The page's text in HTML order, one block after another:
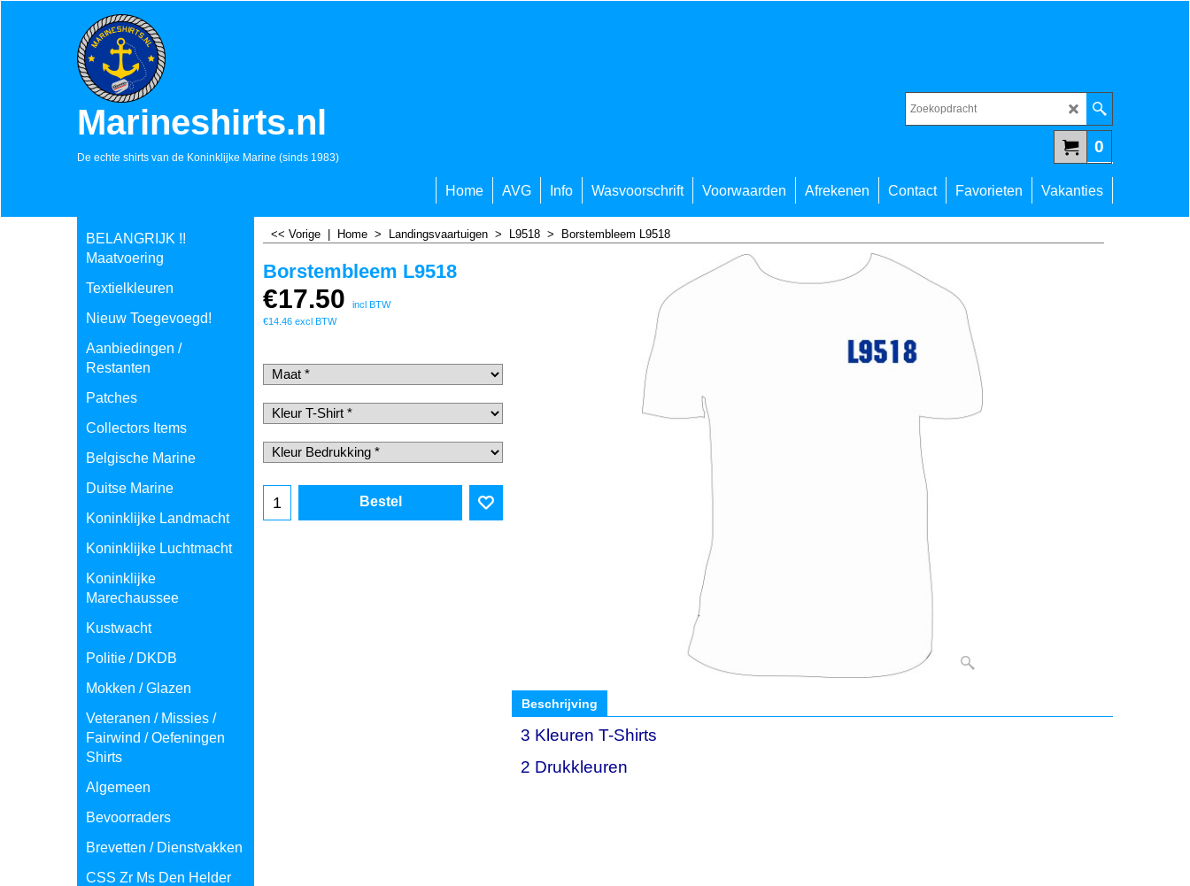
Marineshirts.nl
De echte shirts van de Koninklijke Marine (sinds 1983)
0
Home AVG Info Wasvoorschrift Voorwaarden Afrekenen Contact Favorieten Vakanties
BELANGRIJK !!
Maatvoering
Textielkleuren
Nieuw Toegevoegd!
Aanbiedingen /
Restanten
Patches
Collectors Items
Belgische Marine
Duitse Marine
Koninklijke Landmacht
Koninklijke Luchtmacht
Koninklijke
Marechaussee
Kustwacht
Politie / DKDB
Mokken / Glazen
Veteranen / Missies /
Fairwind / Oefeningen
Shirts
Algemeen
Bevoorraders
Brevetten / Dienstvakken
CSS Zr Ms Den Helder
<< Vorige Home > Landingsvaartuigen > L9518 > Borstembleem L9518
Borstembleem L9518
€17.50
incl BTW
€14.46 excl BTW
Bestel
Beschrijving
3 Kleuren T-Shirts
2 Drukkleuren